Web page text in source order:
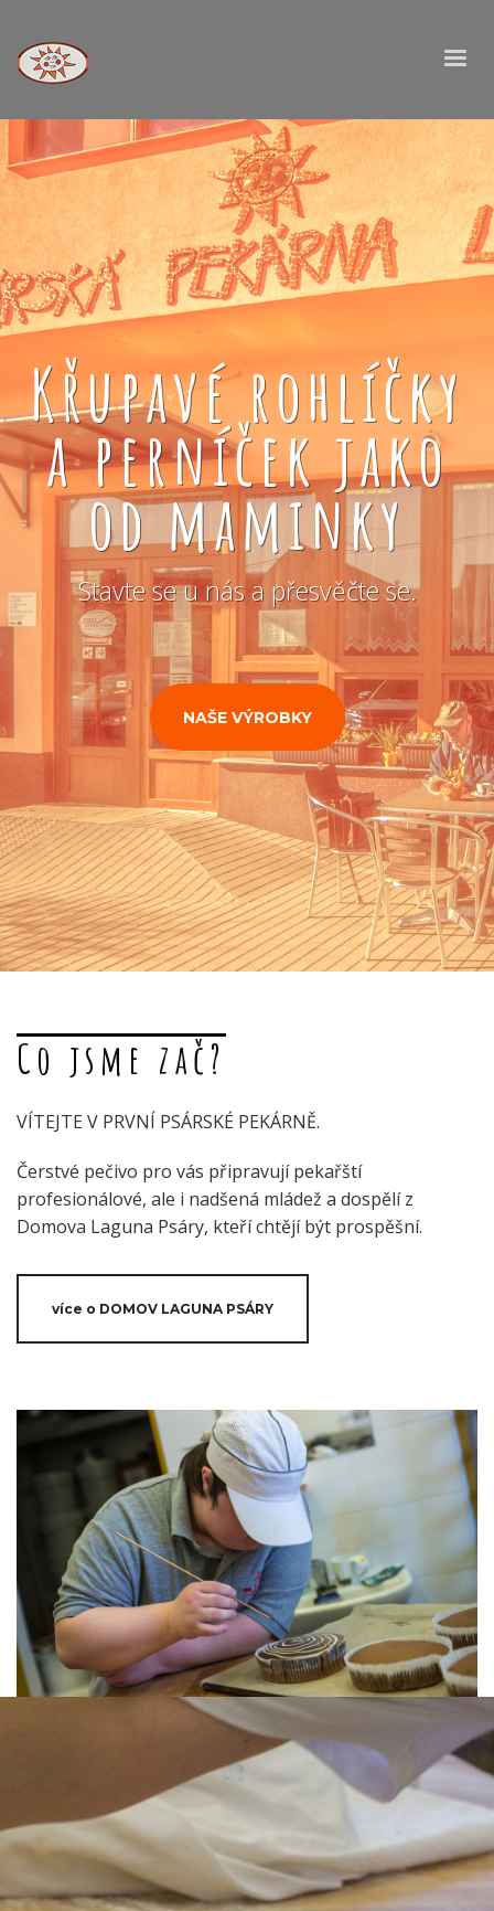
Křupavé rohlíčky
a perníček jako
od maminky
Stavte se u nás a přesvěčte se.
NAŠE VÝROBKY
Co jsme zač?
VÍTEJTE V PRVNÍ PSÁRSKÉ PEKÁRNĚ.
Čerstvé pečivo pro vás připravují pekařští
profesionálové, ale i nadšená mládež a dospělí z
Domova Laguna Psáry, kteří chtějí být prospěšní.
více o DOMOV LAGUNA PSÁRY